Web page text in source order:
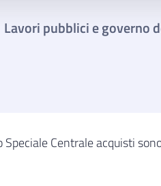
Lavori pubblici e governo
Speciale Centrale acquisti